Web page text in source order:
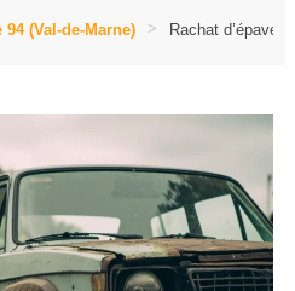
94 (Val-de-Marne) Rachat d’épave,